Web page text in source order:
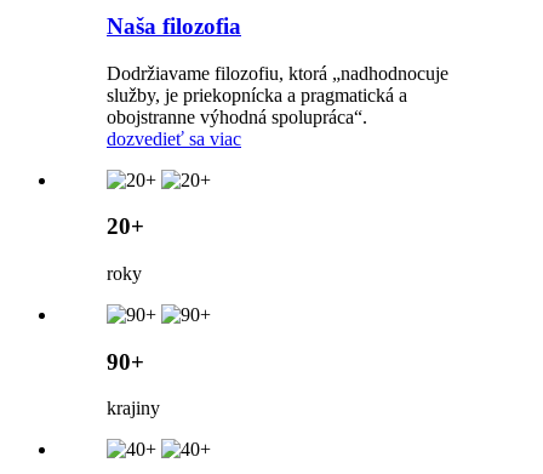
Naša filozofia
Dodržiavame filozofiu, ktorá „nadhodnocuje
služby, je priekopnícka a pragmatická a
obojstranne výhodná spolupráca“.
dozvedieť sa viac
20+
roky
90+
krajiny